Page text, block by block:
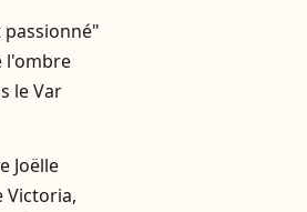
l'ombre
le Var
Joëlle
Victoria,